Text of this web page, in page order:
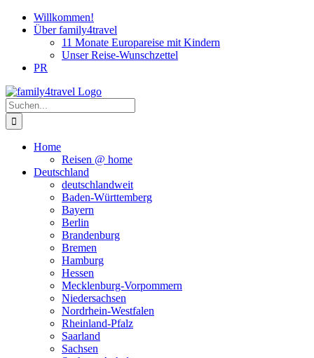
Zum
Inhalt
Willkommen!
Über family4travel
11 Monate Europareise mit Kindern
Unser Reise-Wunschzettel
PR
instagram
facebook
pinterest
Suche
nach:
Home
Reisen @ home
Deutschland
deutschlandweit
Baden-Württemberg
Bayern
Berlin
Brandenburg
Bremen
Hamburg
Hessen
Mecklenburg-Vorpommern
Niedersachsen
Nordrhein-Westfalen
Rheinland-Pfalz
Saarland
Sachsen